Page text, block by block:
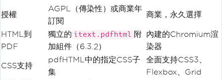
授權
AGPL（傳染性）或商業年
訂閱
商業，永久選擇
HTML到
PDF
獨立的 itext.pdfhtml
附
加組件（6.3.2）
內建的Chromium渲
染器
CSS支持
pdfHTML中的指定CSS子
集
全面支持CSS3、
Flexbox、Grid